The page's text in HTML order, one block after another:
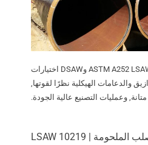
تعتبر الأنابيب الفولاذية ASTM A252 LSAW وDSAW اختيارات
والدعامات الهيكلية نظرًا لقوتها,
متانة, وعمليات التصنيع عالية الجودة.
في 10219 أنابيب الصلب الملحومة | 10219 LSAW